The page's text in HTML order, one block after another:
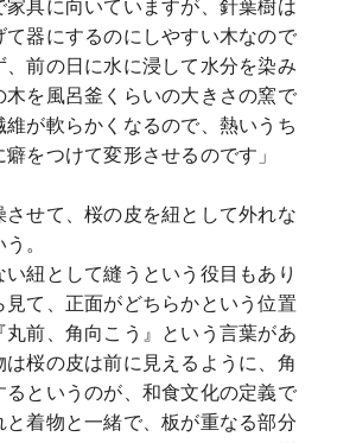
家具に向いていますが、針葉樹は
て器にするのにしやすい木なので
、前の日に水に浸して水分を染み
木を風呂釜くらいの大きさの窯で
が軟らかくなるので、熱いうち
をつけて変形させるのです」
させて、桜の皮を紐として外れな
。
い紐として縫うという役目もあり
見て、正面がどちらかという位置
丸前、角向こう』という言葉があ
は桜の皮は前に見えるように、角
るというのが、和食文化の定義で
と着物と一緒で、板が重なる部分